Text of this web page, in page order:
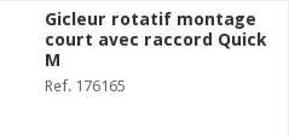
Gicleur rotatif montage
court avec raccord Quick
M
Ref. 176165